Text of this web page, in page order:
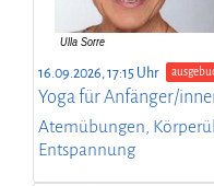
16.09.2026, 17:15 Uhr
Yoga für Anfänger/
Atemübungen,
Entspannung